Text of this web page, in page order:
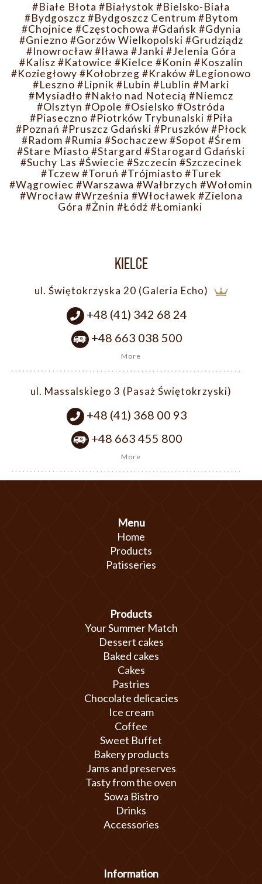
#Białe Błota #Białystok #Bielsko-Biała
#Bydgoszcz #Bydgoszcz Centrum #Bytom
#Chojnice #Częstochowa #Gdańsk #Gdynia
#Gniezno #Gorzów Wielkopolski #Grudziądz
#Inowrocław #Iława #Janki #Jelenia Góra
#Kalisz #Katowice #Kielce #Konin #Koszalin
#Koziegłowy #Kołobrzeg #Kraków#Legionowo
#Leszno #Lipnik #Lubin #Lublin #Marki
#Mysiadło #Nakło nad Notecią #Niemcz
#Olsztyn #Opole #Osielsko #Ostróda
#Piaseczno #Piotrków Trybunalski #Piła
#Poznań #Pruszcz Gdański #Pruszków #Płock
#Radom #Rumia #Sochaczew #Sopot #Śrem
#Stare Miasto #Stargard #Starogard Gdański
#Suchy Las #Świecie #Szczecin #Szczecinek
#Tczew #Toruń #Trójmiasto #Turek
#Wągrowiec #Warszawa #Wałbrzych #Wołomin
#Wrocław #Września #Włocławek #Zielona
Góra #Żnin #Łódź #Łomianki
KIELCE
ul. Świętokrzyska 20 (Galeria Echo)
+48 (41) 342 68 24
+48 663 038 500
More
ul. Massalskiego 3 (Pasaż Świętokrzyski)
+48 (41) 368 00 93
+48 663 455 800
More
Menu
Home
Products
Patisseries
Products
Your Summer Match
Dessert cakes
Baked cakes
Cakes
Pastries
Chocolate delicacies
Ice cream
Coffee
Sweet Buffet
Bakery products
Jams and preserves
Tasty from the oven
Sowa Bistro
Drinks
Accessories
Information